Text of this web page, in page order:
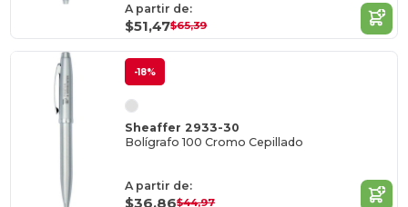
A partir de:
$51,47$65,39
-18%
Sheaffer 2933-30
Bolígrafo 100 Cromo Cepillado
A partir de:
$36,86$44,97